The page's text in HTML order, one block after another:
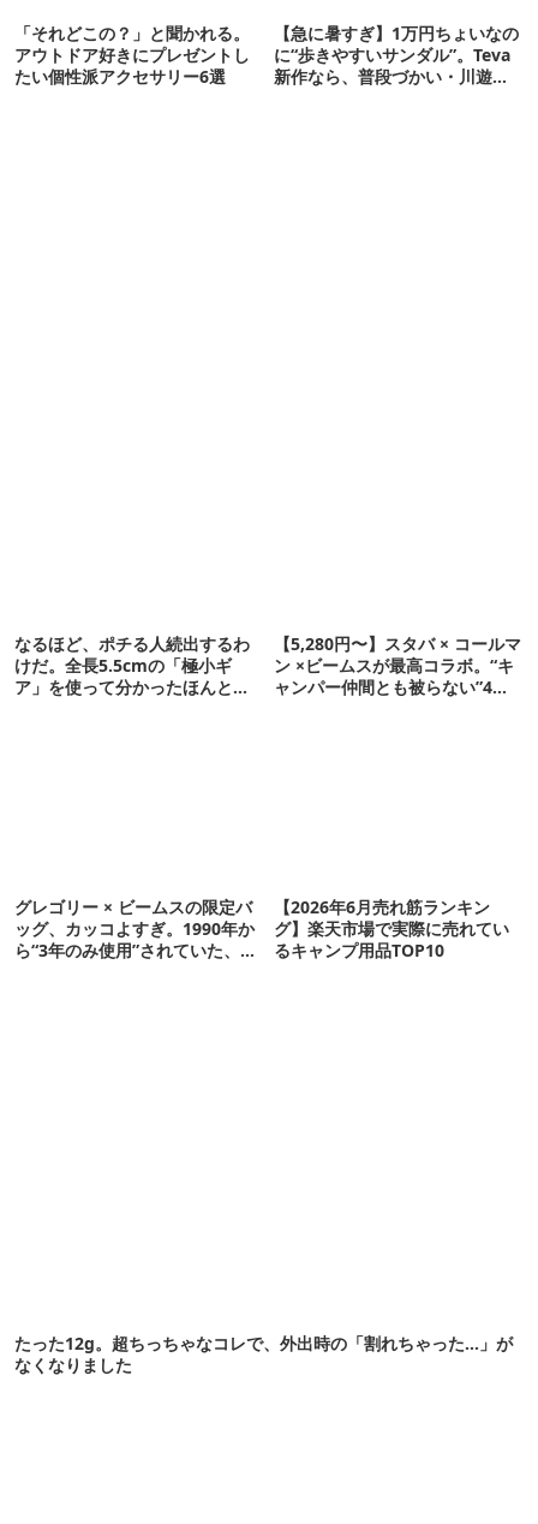
「それどこの？」と聞かれる。
アウトドア好きにプレゼントし
たい個性派アクセサリー6選
【急に暑すぎ】1万円ちょいなの
に“歩きやすいサンダル”。Teva
新作なら、普段づかい・川遊
なるほど、ポチる人続出するわ
けだ。全長5.5cmの「極小ギ
ア」を使って分かったほんとの
【5,280円〜】スタバ × コールマ
ン ×ビームスが最高コラボ。“キ
ャンパー仲間とも被らない”4ア
グレゴリー × ビームスの限定バ
ッグ、カッコよすぎ。1990年か
ら“3年のみ使用”されていた、紫
【2026年6月売れ筋ランキン
グ】楽天市場で実際に売れてい
るキャンプ用品TOP10
たった12g。超ちっちゃなコレで、外出時の「割れちゃった…」が
なくなりました